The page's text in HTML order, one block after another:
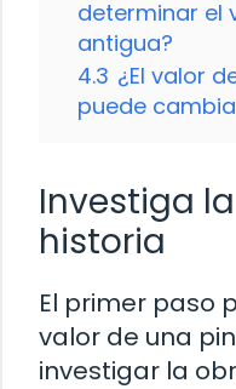
determinar el
antigua?
4.3 ¿El valor
puede
Investiga
historia
El primer paso
valor de una
investigar la